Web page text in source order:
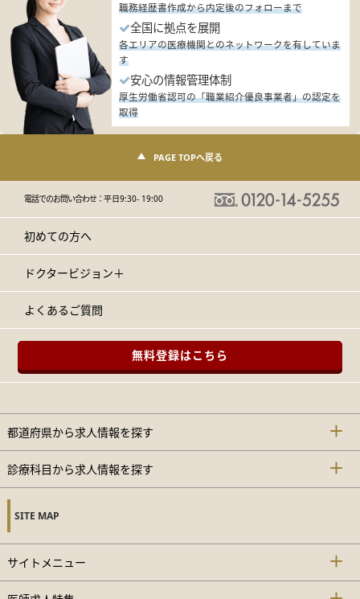
職務経歴書作成から内定後のフォローまで
全国に拠点を展開
各エリアの医療機関とのネットワークを有していま
す
安心の情報管理体制
厚生労働省認可の「職業紹介優良事業者」の認定を
取得
PAGE TOPへ戻る
電話でのお問い合わせ：平日9:30- 19:00
初めての方へ
ドクタービジョン＋
よくあるご質問
無料登録はこちら
都道府県から求人情報を探す
診療科目から求人情報を探す
SITE MAP
サイトメニュー